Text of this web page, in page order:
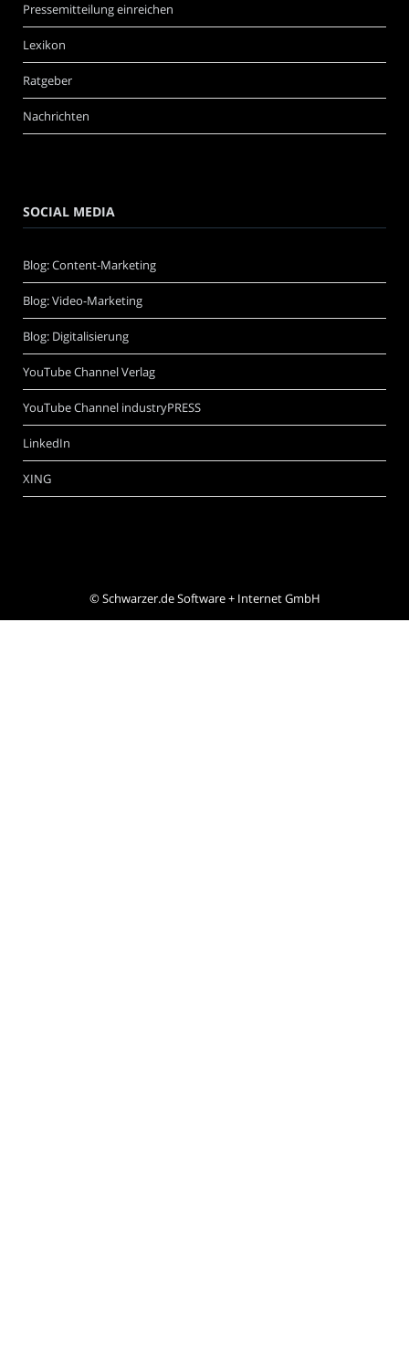
Pressemitteilung einreichen
Lexikon
Ratgeber
Nachrichten
SOCIAL MEDIA
Blog: Content-Marketing
Blog: Video-Marketing
Blog: Digitalisierung
YouTube Channel Verlag
YouTube Channel industryPRESS
LinkedIn
XING
©Schwarzer.de Software + Internet GmbH